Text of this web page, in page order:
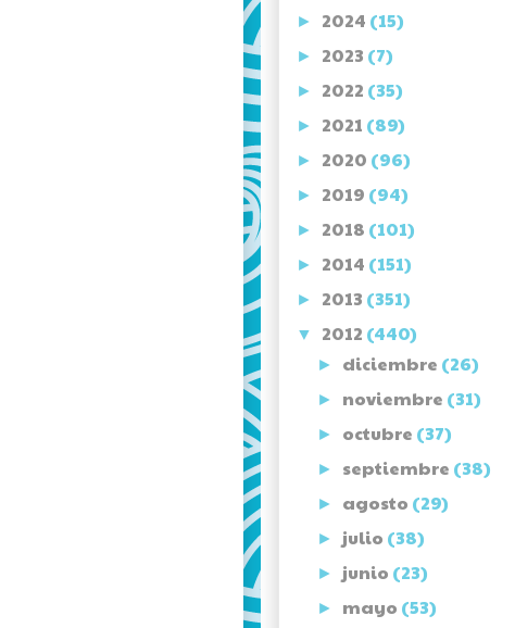
► 2024 (15)
► 2023 (7)
► 2022 (35)
► 2021 (89)
► 2020 (96)
► 2019 (94)
► 2018 (101)
► 2014 (151)
► 2013 (351)
▼ 2012 (440)
► diciembre (26)
► noviembre (31)
► octubre (37)
► septiembre (38)
► agosto (29)
► julio (38)
► junio (23)
► mayo (53)